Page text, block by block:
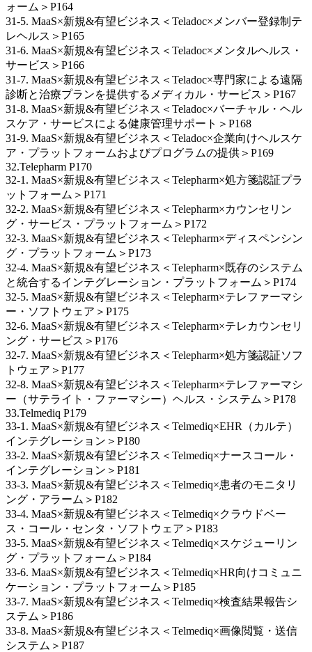
ォーム＞P164
31-5. MaaS×新規&有望ビジネス＜Teladoc×メンバー登録制テ
レヘルス＞P165
31-6. MaaS×新規&有望ビジネス＜Teladoc×メンタルヘルス・
サービス＞P166
31-7. MaaS×新規&有望ビジネス＜Teladoc×専門家による遠隔
診断と治療プランを提供するメディカル・サービス＞P167
31-8. MaaS×新規&有望ビジネス＜Teladoc×バーチャル・ヘル
スケア・サービスによる健康管理サポート＞P168
31-9. MaaS×新規&有望ビジネス＜Teladoc×企業向けヘルスケ
ア・プラットフォームおよびプログラムの提供＞P169
32.Telepharm P170
32-1. MaaS×新規&有望ビジネス＜Telepharm×処方箋認証プラ
ットフォーム＞P171
32-2. MaaS×新規&有望ビジネス＜Telepharm×カウンセリン
グ・サービス・プラットフォーム＞P172
32-3. MaaS×新規&有望ビジネス＜Telepharm×ディスペンシン
グ・プラットフォーム＞P173
32-4. MaaS×新規&有望ビジネス＜Telepharm×既存のシステム
と統合するインテグレーション・プラットフォーム＞P174
32-5. MaaS×新規&有望ビジネス＜Telepharm×テレファーマシ
ー・ソフトウェア＞P175
32-6. MaaS×新規&有望ビジネス＜Telepharm×テレカウンセリ
ング・サービス＞P176
32-7. MaaS×新規&有望ビジネス＜Telepharm×処方箋認証ソフ
トウェア＞P177
32-8. MaaS×新規&有望ビジネス＜Telepharm×テレファーマシ
ー（サテライト・ファーマシー）ヘルス・システム＞P178
33.Telmediq P179
33-1. MaaS×新規&有望ビジネス＜Telmediq×EHR（カルテ）
インテグレーション＞P180
33-2. MaaS×新規&有望ビジネス＜Telmediq×ナースコール・
インテグレーション＞P181
33-3. MaaS×新規&有望ビジネス＜Telmediq×患者のモニタリ
ング・アラーム＞P182
33-4. MaaS×新規&有望ビジネス＜Telmediq×クラウドベー
ス・コール・センタ・ソフトウェア＞P183
33-5. MaaS×新規&有望ビジネス＜Telmediq×スケジューリン
グ・プラットフォーム＞P184
33-6. MaaS×新規&有望ビジネス＜Telmediq×HR向けコミュニ
ケーション・プラットフォーム＞P185
33-7. MaaS×新規&有望ビジネス＜Telmediq×検査結果報告シ
ステム＞P186
33-8. MaaS×新規&有望ビジネス＜Telmediq×画像閲覧・送信
システム＞P187